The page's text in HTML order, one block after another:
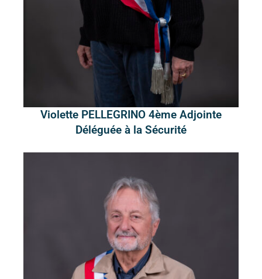
Violette PELLEGRINO 4ème Adjointe
Déléguée à la Sécurité